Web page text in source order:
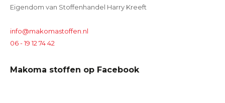
Eigendom van Stoffenhandel Harry Kreeft
info@makomastoffen.nl
06 - 19 12 74 42
Makoma stoffen op Facebook